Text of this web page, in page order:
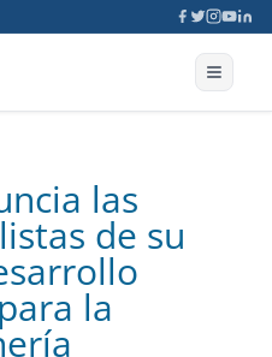
las
de su
la